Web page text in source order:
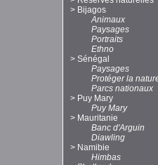
> Bijagos
Animaux
Paysages
Portraits
Ethno
> Sénégal
Paysages
Protéger la
Parcs nationaux
> Puy Mary
Puy Mary
> Mauritanie
Banc d'Arguin
Diawling
> Namibie
Himbas